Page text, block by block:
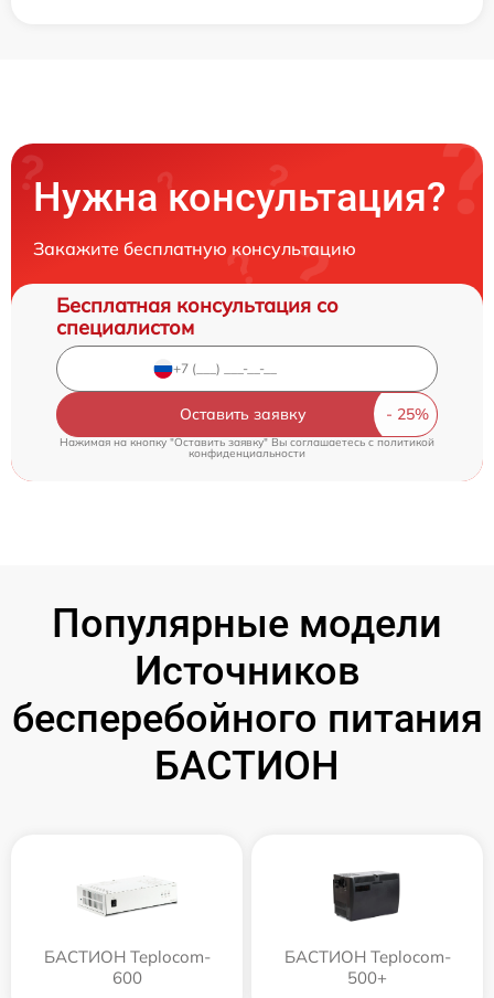
Нужна консультация?
Закажите бесплатную консультацию
Бесплатная консультация со
специалистом
Оставить заявку
Нажимая на кнопку "Оставить заявку" Вы соглашаетесь cполитикой
конфиденциальности
Популярные модели
Источников
бесперебойного питания
БАСТИОН
БАСТИОН Teplocom-
600
БАСТИОН Teplocom-
500+